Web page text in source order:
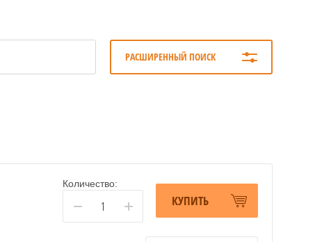
РАСШИРЕННЫЙ ПОИСК
Количество:
− + КУПИТЬ